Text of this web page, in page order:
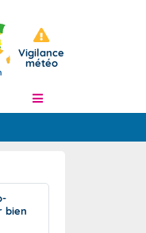
Vigilance
météo
à J+7
à l'échelle
bien